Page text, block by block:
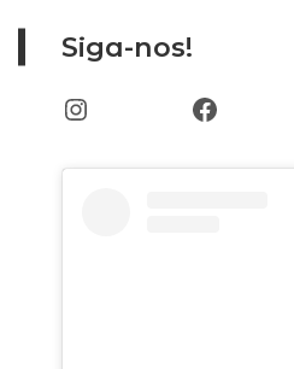
Siga-nos!
InstagramFacebook